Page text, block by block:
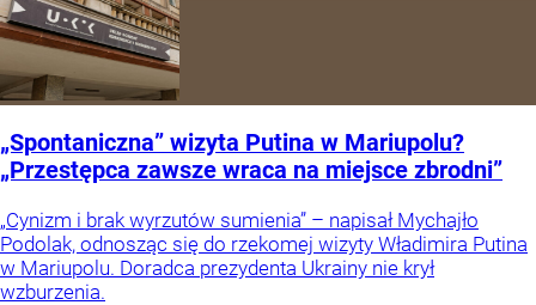
„Spontaniczna” wizyta Putina w Mariupolu?
„Przestępca zawsze wraca na miejsce zbrodni”
„Cynizm i brak wyrzutów sumienia” – napisał Mychajło
Podolak, odnosząc się do rzekomej wizyty Władimira Putina
w Mariupolu. Doradca prezydenta Ukrainy nie krył
wzburzenia.